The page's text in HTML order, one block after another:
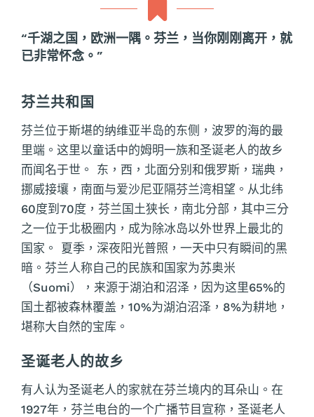
“千湖之国，欧洲一隅。芬兰，当你刚刚离开，就
已非常怀念。”
芬兰共和国
芬兰位于斯堪的纳维亚半岛的东侧，波罗的海的最
里端。这里以童话中的姆明一族和圣诞老人的故乡
而闻名于世。 东，西，北面分别和俄罗斯，瑞典，
挪威接壤，南面与爱沙尼亚隔芬兰湾相望。从北纬
60度到70度，芬兰国土狭长，南北分部，其中三分
之一位于北极圈内，成为除冰岛以外世界上最北的
国家。 夏季，深夜阳光普照，一天中只有瞬间的黑
暗。芬兰人称自己的民族和国家为苏奥米
（Suomi），来源于湖泊和沼泽，因为这里65%的
国土都被森林覆盖，10%为湖泊沼泽，8%为耕地，
堪称大自然的宝库。
圣诞老人的故乡
有人认为圣诞老人的家就在芬兰境内的耳朵山。在
1927年，芬兰电台的一个广播节目宣称，圣诞老人